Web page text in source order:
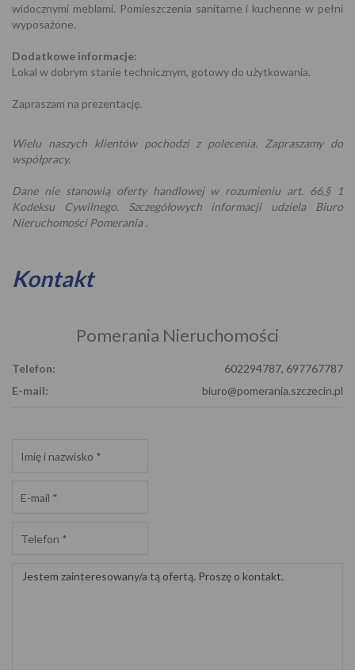
widocznymi meblami. Pomieszczenia sanitarne i kuchenne w pełni
wyposażone.
Dodatkowe informacje:
Lokal w dobrym stanie technicznym, gotowy do użytkowania.
Zapraszam na prezentację.
Wielu naszych klientów pochodzi z polecenia. Zapraszamy do
współpracy.
Dane nie stanowią oferty handlowej w rozumieniu art. 66,§ 1
Kodeksu Cywilnego. Szczegółowych informacji udziela Biuro
Nieruchomości Pomerania .
Kontakt
Pomerania Nieruchomości
Telefon:
602294787, 697767787
E-mail:
biuro@pomerania.szczecin.pl